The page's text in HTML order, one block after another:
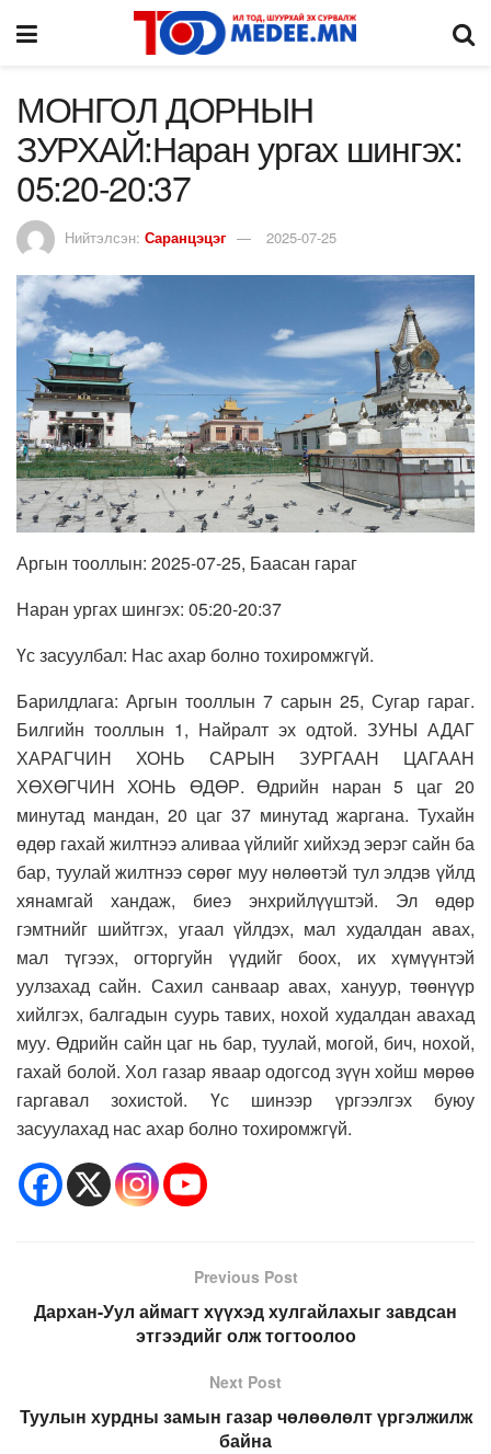
МОНГОЛ ДОРНЫН
ЗУРХАЙ:Наран ургах шингэх:
05:20-20:37
Нийтэлсэн: Саранцэцэг 2025-07-25
Аргын тооллын: 2025-07-25, Баасан гараг
Наран ургах шингэх: 05:20-20:37
Үс засуулбал: Нас ахар болно тохиромжгүй.
Барилдлага: Аргын тооллын 7 сарын 25, Сугар гараг.
Билгийн тооллын 1, Найралт эх одтой. ЗУНЫ АДАГ
ХАРАГЧИН ХОНЬ САРЫН ЗУРГААН ЦАГААН
ХӨХӨГЧИН ХОНЬ ӨДӨР. Өдрийн наран 5 цаг 20
минутад мандан, 20 цаг 37 минутад жаргана. Тухайн
өдөр гахай жилтнээ аливаа үйлийг хийхэд эерэг сайн ба
бар, туулай жилтнээ сөрөг муу нөлөөтэй тул элдэв үйлд
хянамгай хандаж, биеэ энхрийлүүштэй. Эл өдөр
гэмтнийг шийтгэх, угаал үйлдэх, мал худалдан авах,
мал түгээх, огторгуйн үүдийг боох, их хүмүүнтэй
уулзахад сайн. Сахил санваар авах, хануур, төөнүүр
хийлгэх, балгадын суурь тавих, нохой худалдан авахад
муу. Өдрийн сайн цаг нь бар, туулай, могой, бич, нохой,
гахай болой. Хол газар яваар одогсод зүүн хойш мөрөө
гаргавал зохистой. Үс шинээр үргээлгэх буюу
засуулахад нас ахар болно тохиромжгүй.
Previous Post
Дархан-Уул аймагт хүүхэд хулгайлахыг завдсан
этгээдийг олж тогтоолоо
Next Post
Туулын хурдны замын газар чөлөөлөлт үргэлжилж
байна